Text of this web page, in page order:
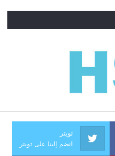
تويتر
انضم إلينا على تويتر